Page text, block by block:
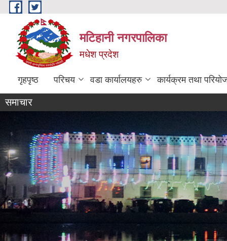
Skip to main content
मटिहानी नगरपालिका
मधेश प्रदेश
गृहपृष्ठ परिचय वडा कार्यालयहरु कार्यक्रम तथा
समाचार